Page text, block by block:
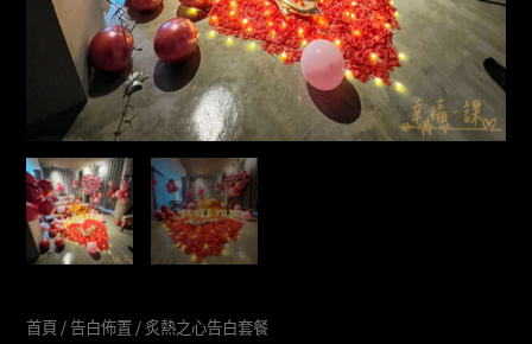
首頁/告白佈置/ 炙熱之心告白套餐